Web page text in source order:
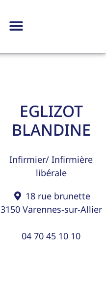
EGLIZOT
BLANDINE
Infirmier/ Infirmière
libérale
18 rue brunette
3150 Varennes-sur-Allier
04 70 45 10 10